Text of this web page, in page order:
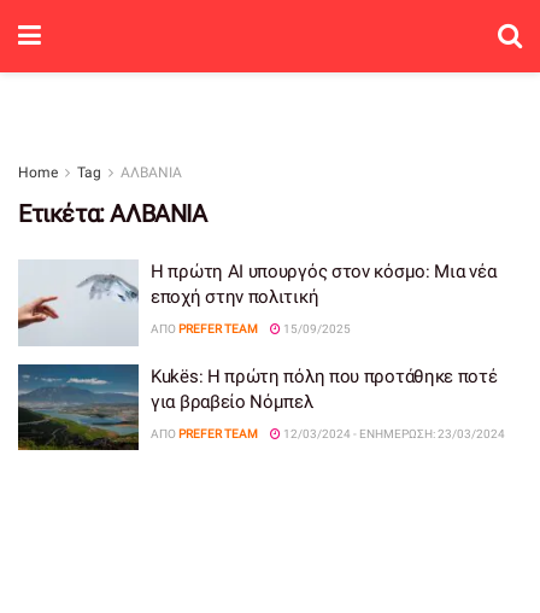
Home Tag ΑΛΒΑΝΙΑ
Ετικέτα:ΑΛΒΑΝΙΑ
Η πρώτη AI υπουργός στον κόσμο: Μια νέα
εποχή στην πολιτική
ΑΠΌ PREFER TEAM 15/09/2025
Kukës: Η πρώτη πόλη που προτάθηκε ποτέ
για βραβείο Νόμπελ
ΑΠΌ PREFER TEAM 12/03/2024 - ΕΝΗΜΈΡΩΣΗ: 23/03/2024